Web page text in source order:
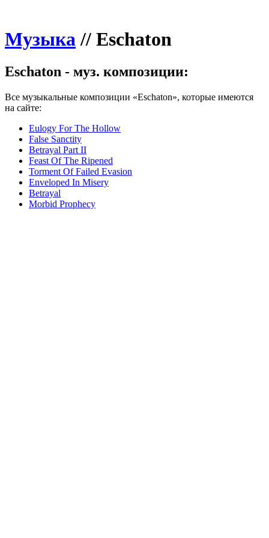
Музыка// Eschaton
Eschaton - муз. композиции:
Все музыкальные композиции «Eschaton», которые имеются
на сайте:
Eulogy For The Hollow
False Sanctity
Betrayal Part II
Feast Of The Ripened
Torment Of Failed Evasion
Enveloped In Misery
Betrayal
Morbid Prophecy